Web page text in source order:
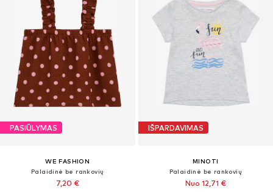
PASIŪLYMAS
WE FASHION
Palaidinė be rankovių
7,20 €
IŠPARDAVIMAS
MINOTI
Palaidinė be rankovių
Nuo 12,71 €